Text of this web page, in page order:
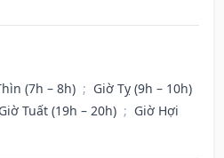
(7h – 8h) ; Giờ Tỵ (9h – 10h)
Giờ Tuất (19h – 20h) ; Giờ Hợi